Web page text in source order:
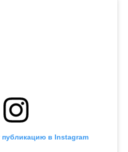
публикацию в Instagram